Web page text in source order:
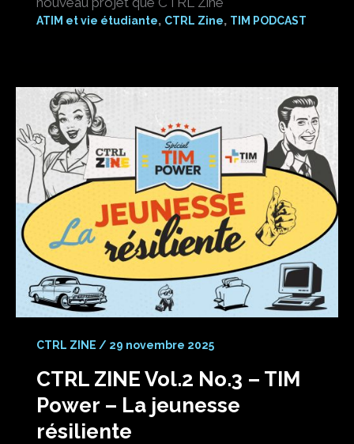
ATIM et vie étudiante, CTRL Zine, TIM PODCAST
CTRL ZINE / 29 novembre 2025
CTRL ZINE Vol.2 No.3 – TIM
Power – La jeunesse
résiliente